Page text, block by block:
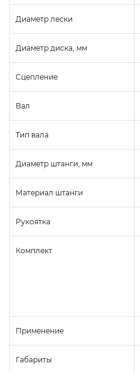
Диаметр лески
Диаметр диска, мм
Сцепление
Вал
Тип вала
Диаметр штанги, мм
Материал штанги
Рукоятка
Комплект
Применение
Габариты